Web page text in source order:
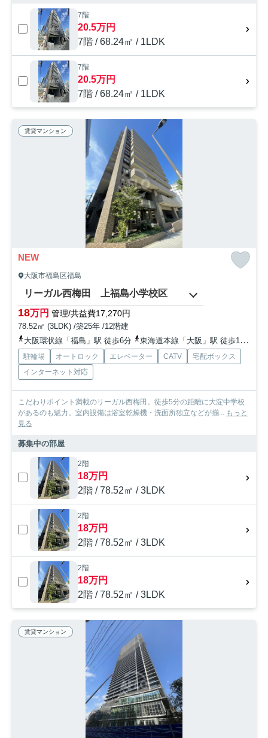
7階
20.5万円
7階 / 68.24㎡ / 1LDK
7階
20.5万円
7階 / 68.24㎡ / 1LDK
賃貸マンション
NEW
大阪市福島区福島
リーガル西梅田 上福島小学校区
18万円 管理/共益費17,270円
78.52㎡ (3LDK) /築25年 /12階建
大阪環状線「福島」駅 徒歩6分
東海道本線「大阪」駅 徒歩10分
駐輪場 オートロック エレベーター CATV
宅配ボックス
インターネット対応
こだわりポイント満載のリーガル西梅田。徒歩5分の距離に大淀中学校
があるのも魅力。室内設備は浴室乾燥機・洗面所独立などが揃... もっと
見る
募集中の部屋
2階
18万円
2階 / 78.52㎡ / 3LDK
2階
18万円
2階 / 78.52㎡ / 3LDK
2階
18万円
2階 / 78.52㎡ / 3LDK
賃貸マンション